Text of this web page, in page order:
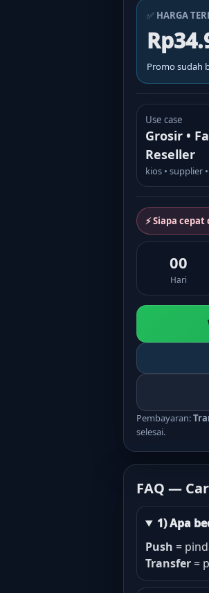
✅ HARGA
Promo sudah
Use case
Grosir •
Reseller
kios • supplier
⚡ Siapa
00
Hari
Pembayaran:
selesai.
FAQ —
1) Apa
Push =
Transfer =